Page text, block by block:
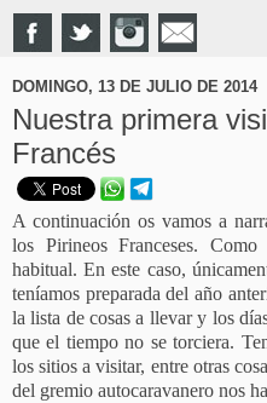
DOMINGO, 13 DE JULIO DE 2014
Nuestra primera
Francés
A continuación os vamos a
los Pirineos Franceses. Como
habitual. En este caso,
teníamos preparada del año
la lista de cosas a llevar y los
que el tiempo no se torciera.
los sitios a visitar, entre otras
del gremio autocaravanero nos